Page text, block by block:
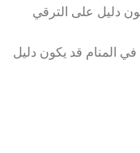
دليل على الترقي
المنام قد يكون دليل